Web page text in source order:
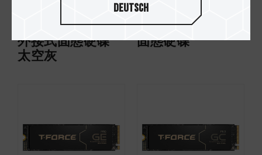
EXPERT P34F 可定位
外接式固態硬碟
太空灰
X2 MAX 行動外接式
固態硬碟
Deutsch